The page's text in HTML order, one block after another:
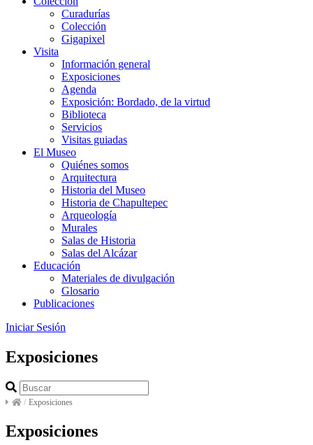
Curadurías
Colección
Gigapixel
Visita
Información general
Exposiciones
Agenda
Exposición: Bordado, de la virtud
Biblioteca
Servicios
Visitas guiadas
El Museo
Quiénes somos
Arquitectura
Historia del Museo
Historia de Chapultepec
Arqueología
Murales
Salas de Historia
Salas del Alcázar
Educación
Materiales de divulgación
Glosario
Publicaciones
Iniciar Sesión
Exposiciones
/ Exposiciones
Exposiciones